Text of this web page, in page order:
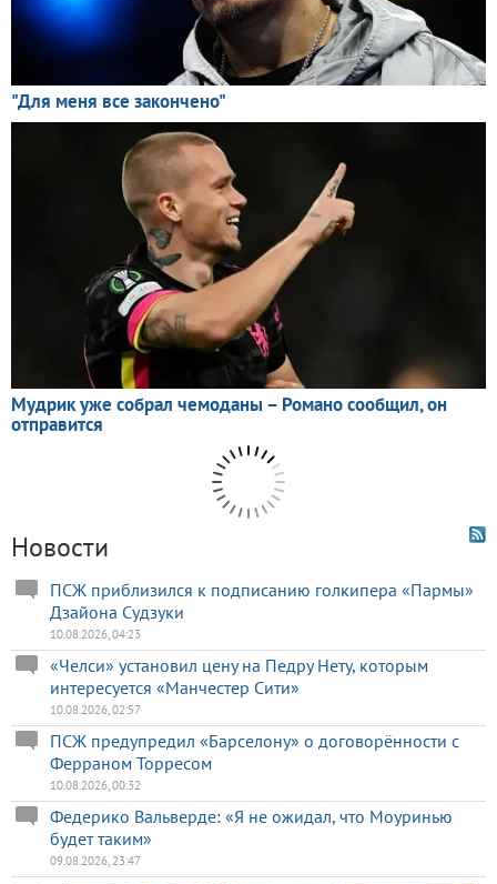
Новости
ПСЖ приблизился к подписанию голкипера «Пармы»
Дзайона Судзуки
10.08.2026, 04:23
«Челси» установил цену на Педру Нету, которым
интересуется «Манчестер Сити»
10.08.2026, 02:57
ПСЖ предупредил «Барселону» о договорённости с
Ферраном Торресом
10.08.2026, 00:32
Федерико Вальверде: «Я не ожидал, что Моуринью
будет таким»
09.08.2026, 23:47